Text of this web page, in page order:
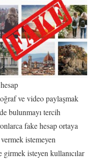
ve video paylaşmak
bulunmayı tercih
fake hesap ortaya
istemeyen
isteyen kullanıcılar